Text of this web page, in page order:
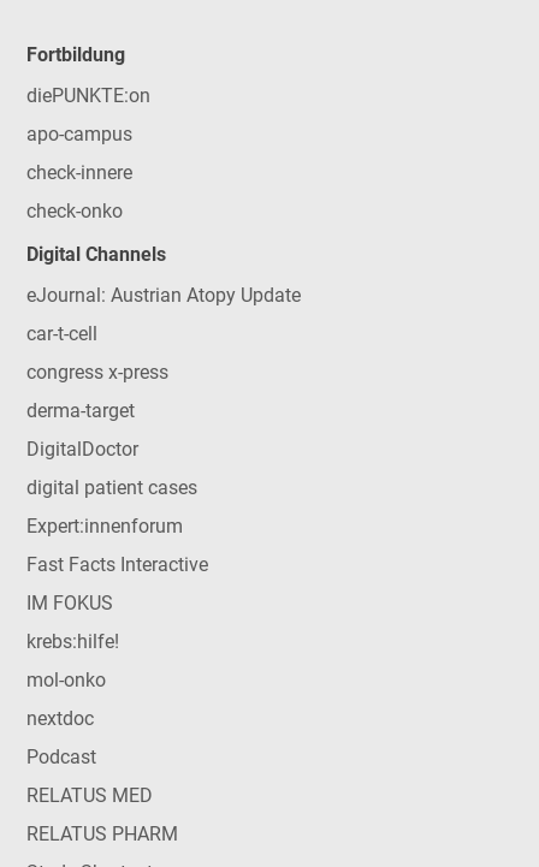
Fortbildung
diePUNKTE:on
apo-campus
check-innere
check-onko
Digital Channels
eJournal: Austrian Atopy Update
car-t-cell
congress x-press
derma-target
DigitalDoctor
digital patient cases
Expert:innenforum
Fast Facts Interactive
IM FOKUS
krebs:hilfe!
mol-onko
nextdoc
Podcast
RELATUS MED
RELATUS PHARM